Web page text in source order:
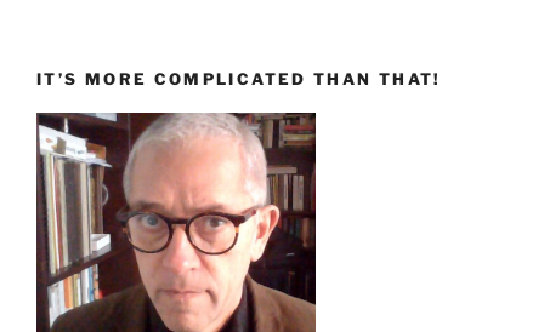
IT’S MORE COMPLICATED THAN THAT!